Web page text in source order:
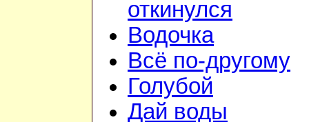
откинулся
Водочка
Всё по-другому
Голубой
Дай воды